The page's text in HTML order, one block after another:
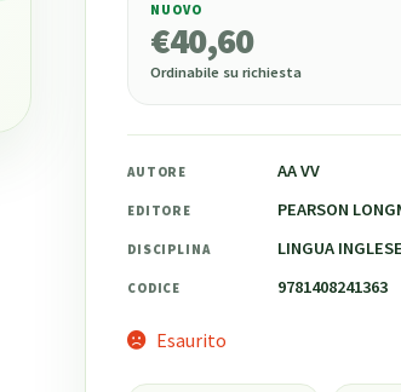
40,60
NUOVO
€40,60
Ordinabile su richiesta
AUTORE AA VV
EDITORE PEARSON
DISCIPLINA LINGUA INGLESE
CODICE 9781408241363
Esaurito